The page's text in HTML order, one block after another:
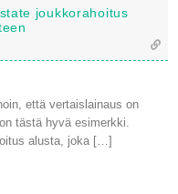
joukkorahoitus
että vertaislainaus on
tästä hyvä esimerkki.
alusta, joka […]